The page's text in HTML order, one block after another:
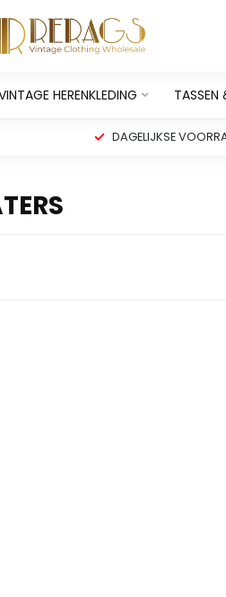
HERENKLEDING TASSEN
DAGELIJKSE